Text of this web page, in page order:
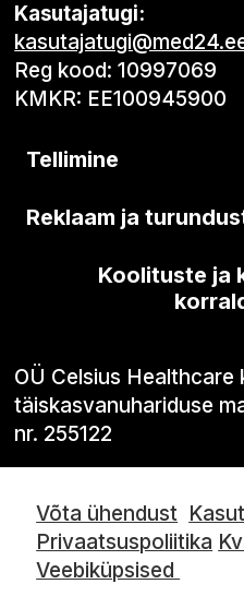
Kasutajatugi:
Reg kood: 10997069
KMKR: EE100945900
Tellimine
Reklaam ja
Koolituste ja
OÜ Celsius Healthcare
täiskasvanuhariduse
nr. 255122
Võta ühendust
Privaatsuspoliitika
Veebiküpsised